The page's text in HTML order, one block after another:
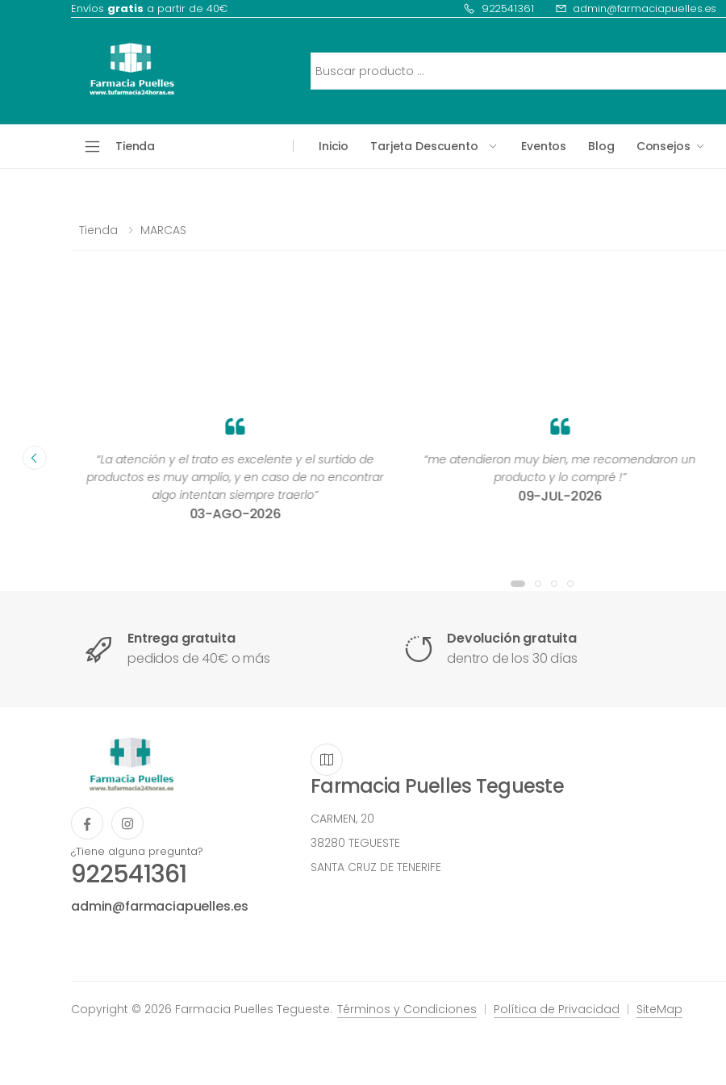
Envíos gratis a partir de 40€ 922541361 admin@farmaciapuelles.es
Tienda Inicio Tarjeta Descuento Eventos Blog Consejos
Tienda MARCAS
”
“La atención y el trato es excelente y el surtido de
productos es muy amplio, y en caso de no encontrar
algo intentan siempre traerlo”
03-AGO-2026
“me atendieron muy bien, me recomendaron un
producto y lo compré !”
09-JUL-2026
Entrega gratuita
pedidos de 40€ o más
Devolución gratuita
dentro de los 30 días
¿Tiene alguna pregunta?
922541361
admin@farmaciapuelles.es
Farmacia Puelles Tegueste
CARMEN, 20
38280 TEGUESTE
SANTA CRUZ DE TENERIFE
Copyright © 2026 Farmacia Puelles Tegueste. Términos y Condiciones Política de Privacidad SiteMap